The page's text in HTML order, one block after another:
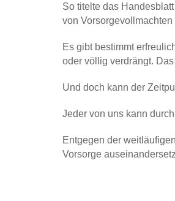
So titelte das
von Vorsorgevollmachten
Es gibt bestimmt
oder völlig verdrängt.
Und doch kann der
Jeder von uns kann
Entgegen der
Vorsorge